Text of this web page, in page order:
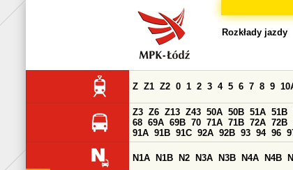
Rozkłady jazdy
Z Z1 Z2 0 1 2 3 4 5 6 7 8 9
Z3 Z6 Z13 Z43 50A 50B 51A 51B
68 69A 69B 70 71A 71B 72A 72B
91A 91B 91C 92A 92B 93 94 96
N1A N1B N2 N3A N3B N4A N4B